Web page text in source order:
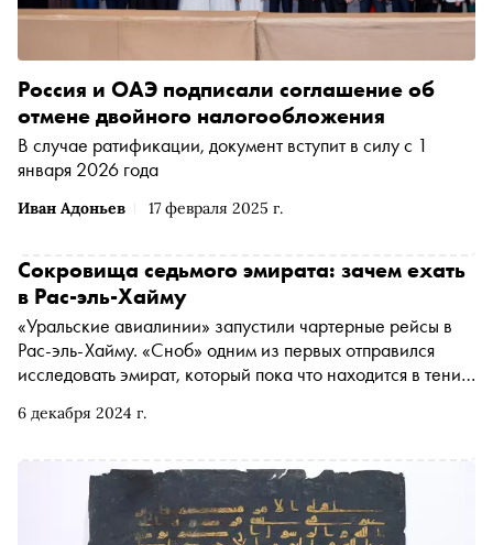
Иван Адоньев 17 февраля 2025 г.
Россия и ОАЭ подписали соглашение об
отмене двойного налогообложения
В случае ратификации, документ вступит в силу с 1
января 2026 года
6 декабря 2024 г.
Сокровища седьмого эмирата: зачем ехать
в Рас-эль-Хайму
«Уральские авиалинии» запустили чартерные рейсы в
Рас-эль-Хайму. «Сноб» одним из первых отправился
исследовать эмират, который пока что находится в тени
два года здесь обещают построить первое казино на
сюда приезжают за покоем, умиротворением и
слиянием с бесконечно вечным